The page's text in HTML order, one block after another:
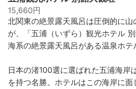
15,660円
北関東の絶景露天風呂は圧倒的に山
が、「五浦（いずら）観光ホテル
海系の絶景露天風呂がある温泉ホテ
日本の渚100選に選ばれた五浦海岸
を持つ名勝。ホテルはこの海岸に